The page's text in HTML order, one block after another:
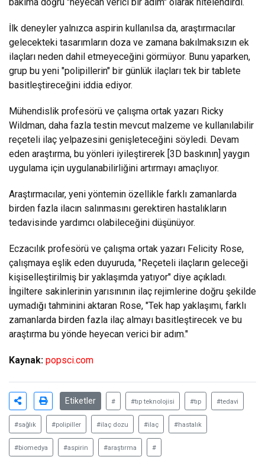
İlk deneyler yalnızca aspirin kullanılsa da, araştırmacılar
gelecekteki tasarımların doza ve zamana bakılmaksızın ek
ilaçları neden dahil etmeyeceğini görmüyor. Bunu yaparken,
grup bu yeni "polipillerin" bir günlük ilaçları tek bir tablete
basitleştireceğini iddia ediyor.
Mühendislik profesörü ve çalışma ortak yazarı Ricky
Wildman, daha fazla testin mevcut malzeme ve kullanılabilir
reçeteli ilaç yelpazesini genişleteceğini söyledi. Devam
eden araştırma, bu yönleri iyileştirerek [3D baskının] yaygın
uygulama için uygulanabilirliğini artırmayı amaçlıyor.
Araştırmacılar, yeni yöntemin özellikle farklı zamanlarda
birden fazla ilacın salınmasını gerektiren hastalıkların
tedavisinde yardımcı olabileceğini düşünüyor.
Eczacılık profesörü ve çalışma ortak yazarı Felicity Rose,
çalışmaya eşlik eden duyuruda, "Reçeteli ilaçların geleceği
kişiselleştirilmiş bir yaklaşımda yatıyor" diye açıkladı.
İngiltere sakinlerinin yarısınının ilaç rejimlerine doğru şekilde
uymadığı tahminini aktaran Rose, "Tek hap yaklaşımı, farklı
zamanlarda birden fazla ilaç almayı basitleştirecek ve bu
araştırma bu yönde heyecan verici bir adım."
Kaynak: popsci.com
Etiketler # #tıp teknolojisi #tıp #tedavi
#sağlık #polipiller #ilaç dozu #ilaç #hastalık
#biomedya #aspirin #araştırma #